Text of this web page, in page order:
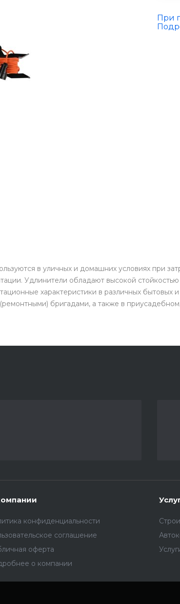
При
в уличных и домашних условиях при
Удлинители обладают высокой
характеристики в различных бытовых
бригадами, а также в
конфиденциальности
соглашение
оферта
о компании